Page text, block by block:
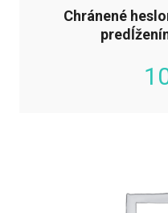
Chránené